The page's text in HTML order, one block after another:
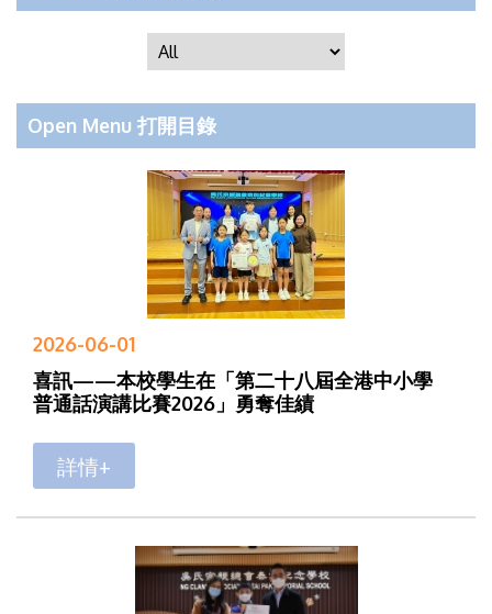
Open Menu 打開目錄
2026-06-01
喜訊——本校學生在「第二十八屆全港中小學
普通話演講比賽2026」勇奪佳績
詳情+